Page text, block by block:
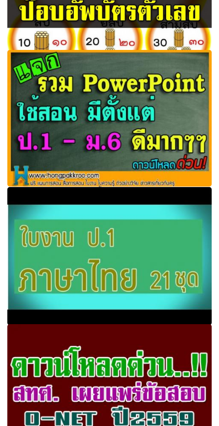
ฟรีสื่อการเรียนการสอน การนับเพิ่มทีละสิบ ป๊อบอัพลูกบอลบัตร
ตัวเลขเรียนรู้การนับเพิ่มทีละสิบ
รวม PowerPoint ใช้สอน มีตั้งแต่ ป.1 - ม.6 ดีมากๆๆ
ดาวน์โหลดด่วน!